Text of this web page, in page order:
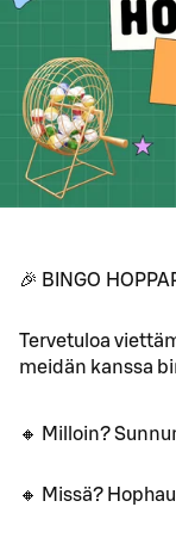
🎉 BINGO
Tervetuloa
meidän kanssa
🔸 Milloin?
🔸 Missä?